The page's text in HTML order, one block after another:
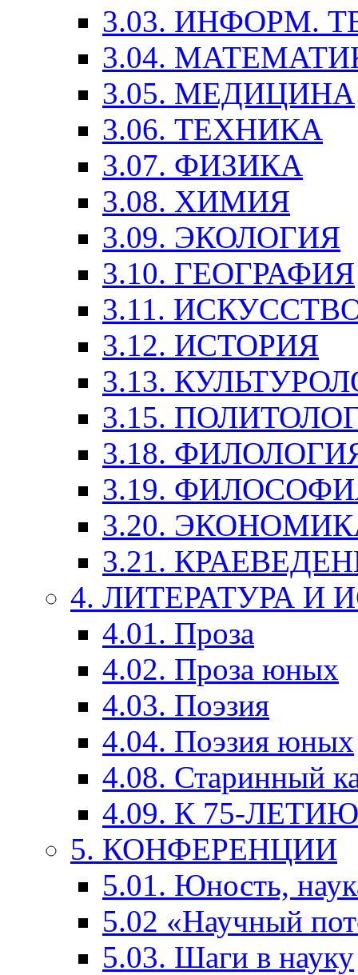
3.03. ИНФОРМ.
3.04.
3.05. МЕДИЦИНА
3.06. ТЕХНИКА
3.07. ФИЗИКА
3.08. ХИМИЯ
3.09. ЭКОЛОГИЯ
3.10. ГЕОГРАФИЯ
3.11.
3.12. ИСТОРИЯ
3.13.
3.15.
3.18.
3.19.
3.20.
3.21.
4. ЛИТЕРАТУРА И
4.01. Проза
4.02. Проза юных
4.03. Поэзия
4.04. Поэзия юных
4.08. Старинный
4.09. К 75-
5. КОНФЕРЕНЦИИ
5.01. Юность,
5.02 «Научный
5.03. Шаги в науку